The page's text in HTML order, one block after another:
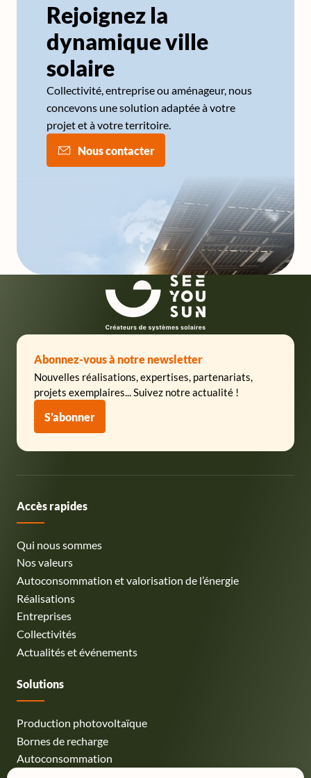
Rejoignez la
dynamique ville
solaire
Collectivité, entreprise ou aménageur, nous
concevons une solution adaptée à votre
projet et à votre territoire.
Nous contacter
Abonnez-vous à notre newsletter
Nouvelles réalisations, expertises, partenariats,
projets exemplaires... Suivez notre actualité !
S’abonner
Accès rapides
Qui nous sommes
Nos valeurs
Autoconsommation et valorisation de l’énergie
Réalisations
Entreprises
Collectivités
Actualités et événements
Solutions
Production photovoltaïque
Bornes de recharge
Autoconsommation